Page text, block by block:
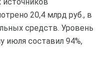
20,4 млрд руб., в
средств. Уровень
июля составил 94%,